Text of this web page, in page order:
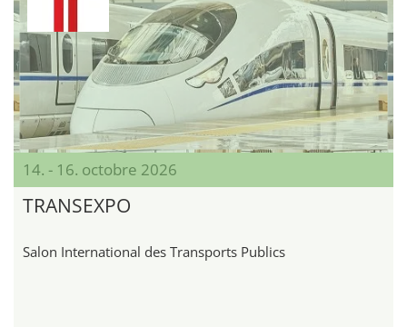
14. - 16. octobre 2026
TRANSEXPO
Salon International des Transports Publics